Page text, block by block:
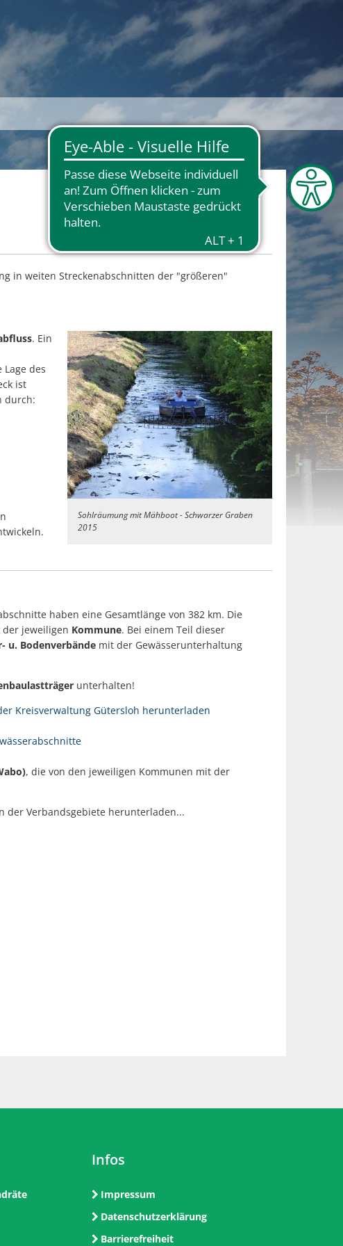
in weiten Streckenabschnitten der "größeren"
Sohlräumung mit Mähboot - Schwarzer Graben
2015
. Ein
des
ist
durch:
haben eine Gesamtlänge von 382 km. Die
jeweiligen Kommune. Bei einem Teil dieser
u. Bodenverbände mit der Gewässerunterhaltung
unterhalten!
Kreisverwaltung Gütersloh herunterladen
, die von den jeweiligen Kommunen mit der
der Verbandsgebiete herunterladen...
Infos
Impressum
Datenschutzerklärung
Barrierefreiheit